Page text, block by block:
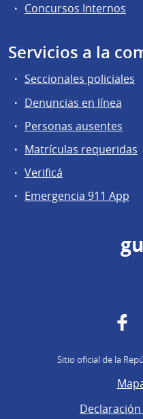
Concursos Internos
Servicios a la
Seccionales policiales
Denuncias en línea
Personas ausentes
Matrículas requeridas
Verificá
Emergencia 911 App
Sitio oficial de la